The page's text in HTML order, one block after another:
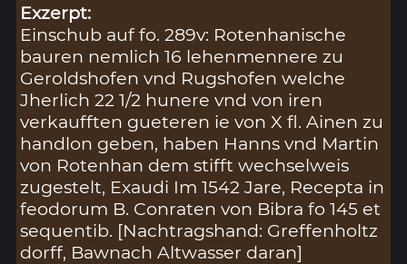
Exzerpt:
Einschub auf fo. 289v: Rotenhanische
bauren nemlich 16 lehenmennere zu
Geroldshofen vnd Rugshofen welche
Jherlich 22 1/2 hunere vnd von iren
verkaufften gueteren ie von X fl. Ainen zu
handlon geben, haben Hanns vnd Martin
von Rotenhan dem stifft wechselweis
zugestelt, Exaudi Im 1542 Jare, Recepta in
feodorum B. Conraten von Bibra fo 145 et
sequentib. [Nachtragshand: Greffenholtz
dorff, Bawnach Altwasser daran]